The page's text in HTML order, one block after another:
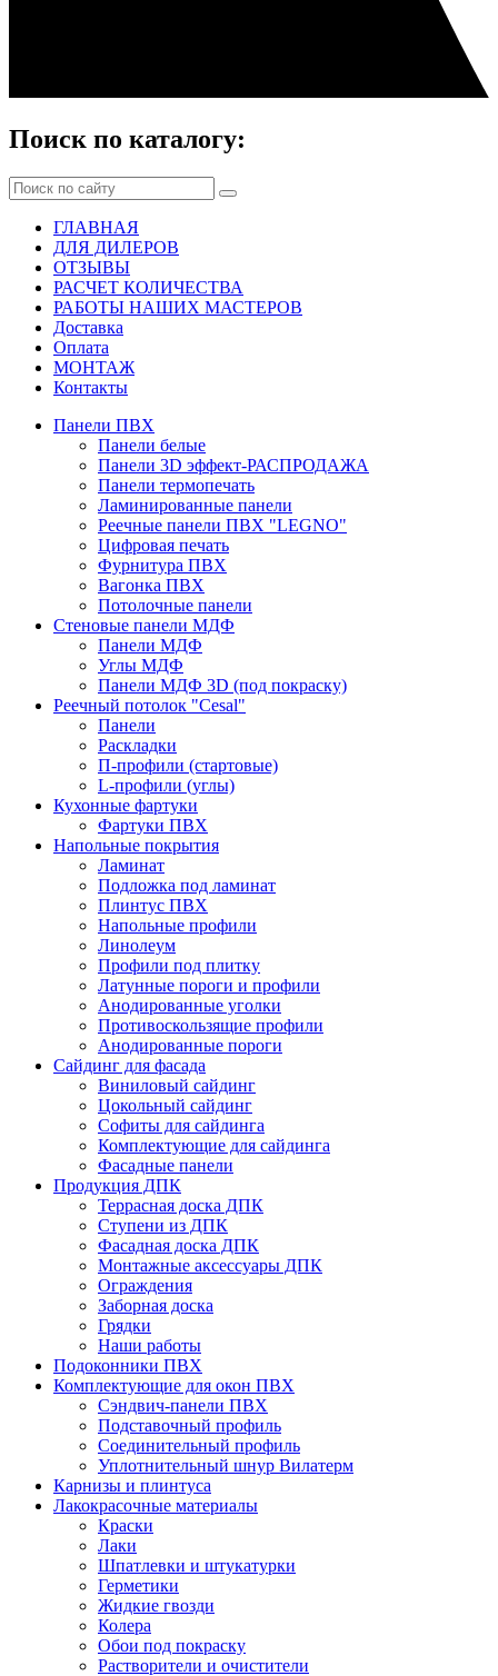
Поиск по каталогу:
ГЛАВНАЯ
ДЛЯ ДИЛЕРОВ
ОТЗЫВЫ
РАСЧЕТ КОЛИЧЕСТВА
РАБОТЫ НАШИХ МАСТЕРОВ
Доставка
Оплата
МОНТАЖ
Контакты
Панели ПВХ
Панели белые
Панели 3D эффект-РАСПРОДАЖА
Панели термопечать
Ламинированные панели
Реечные панели ПВХ "LEGNO"
Цифровая печать
Фурнитура ПВХ
Вагонка ПВХ
Потолочные панели
Стеновые панели МДФ
Панели МДФ
Углы МДФ
Панели МДФ 3D (под покраску)
Реечный потолок "Cesal"
Панели
Раскладки
П-профили (стартовые)
L-профили (углы)
Кухонные фартуки
Фартуки ПВХ
Напольные покрытия
Ламинат
Подложка под ламинат
Плинтус ПВХ
Напольные профили
Линолеум
Профили под плитку
Латунные пороги и профили
Анодированные уголки
Противоскользящие профили
Анодированные пороги
Сайдинг для фасада
Виниловый сайдинг
Цокольный сайдинг
Софиты для сайдинга
Комплектующие для сайдинга
Фасадные панели
Продукция ДПК
Террасная доска ДПК
Ступени из ДПК
Фасадная доска ДПК
Монтажные аксессуары ДПК
Ограждения
Заборная доска
Грядки
Наши работы
Подоконники ПВХ
Комплектующие для окон ПВХ
Сэндвич-панели ПВХ
Подставочный профиль
Соединительный профиль
Уплотнительный шнур Вилатерм
Карнизы и плинтуса
Лакокрасочные материалы
Краски
Лаки
Шпатлевки и штукатурки
Герметики
Жидкие гвозди
Колера
Обои под покраску
Растворители и очистители